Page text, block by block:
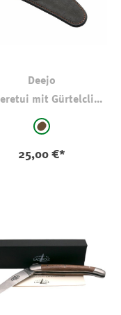
Deejo
mit Gürtelclip
auswählen
braun
25,00 €*